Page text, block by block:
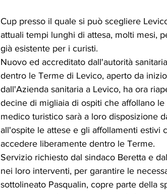
Cup presso il quale si può scegliere
attuali tempi lunghi di attesa, molti mesi,
già esistente per i curisti.
Nuovo ed accreditato dall'autorità
dentro le Terme di Levico, aperto da
dall'Azienda sanitaria a Levico, ha ora
decine di migliaia di ospiti che affollano
medico turistico sarà a loro disposizione
all'ospite le attese e gli affollamenti
accedere liberamente dentro le Terme.
Servizio richiesto dal sindaco Beretta e
nei loro interventi, per garantire le
sottolineato Pasqualin, copre parte della